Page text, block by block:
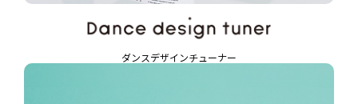
ダンスデザインチューナー